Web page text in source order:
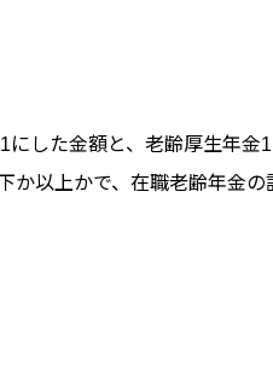
した金額と、老齢厚生年金
以上かで、在職老齢年金の